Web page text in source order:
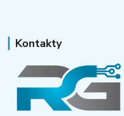
Kontakty